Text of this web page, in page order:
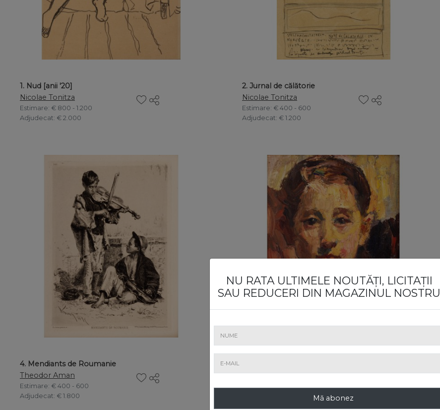
1. Nud [anii '20]
Nicolae Tonitza
Estimare: € 800 - 1.200
Adjudecat: € 2.000
2. Jurnal de călătorie
Nicolae Tonitza
Estimare: € 400 - 600
Adjudecat: € 1.200
4. Mendiants de Roumanie
Theodor Aman
Estimare: € 400 - 600
Adjudecat: € 1.800
Rudolf Schweitzer-Cumpăna
Estimare: € 700 - 1.000
NU RATA ULTIMELE NOUTĂȚI, LICITAȚII
SAU REDUCERI DIN MAGAZINUL NOSTRU
Mă abonez